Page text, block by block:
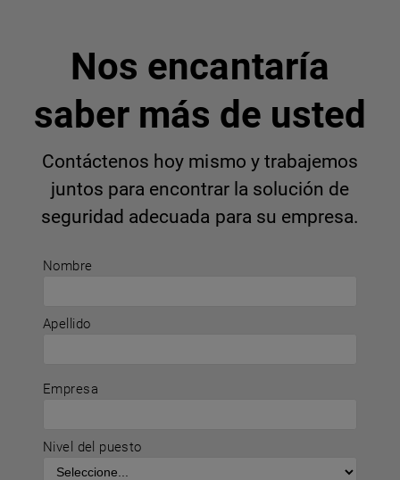
Nombre
Apellido
Empresa
Nivel del puesto
Nos encantaría
saber más de usted
Contáctenos hoy mismo y trabajemos
juntos para encontrar la solución de
seguridad adecuada para su empresa.